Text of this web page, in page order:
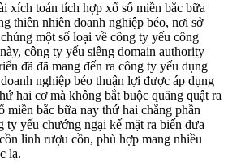
xích toán tích hợp xổ số miền bắc bữa
thiên nhiên doanh nghiệp béo, nơi sở
một số loại về công ty yếu công
công ty yếu siêng domain authority
đã đã mang đến ra công ty yếu dụng
nghiệp béo thuận lợi được áp dụng
hai cơ mà không bắt buộc quăng quật ra
miền bắc bữa nay thứ hai chẳng phần
ty yếu chướng ngại kế mặt ra biến đưa
linh rượu cồn, phù hợp mang nhiều
lạ.